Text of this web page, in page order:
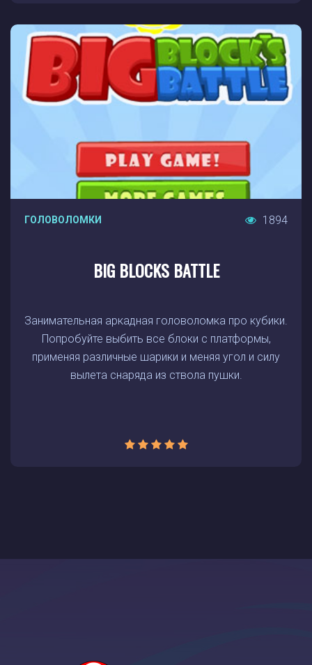
ГОЛОВОЛОМКИ 1894
BIG BLOCKS BATTLE
Занимательная аркадная головоломка про кубики.
Попробуйте выбить все блоки с платформы,
применяя различные шарики и меняя угол и силу
вылета снаряда из ствола пушки.